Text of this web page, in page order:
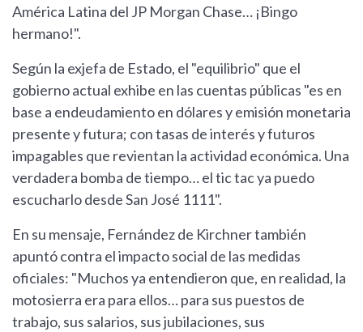
América Latina del JP Morgan Chase… ¡Bingo
hermano!".
Según la exjefa de Estado, el "equilibrio" que el
gobierno actual exhibe en las cuentas públicas "es en
base a endeudamiento en dólares y emisión monetaria
presente y futura; con tasas de interés y futuros
impagables que revientan la actividad económica. Una
verdadera bomba de tiempo… el tic tac ya puedo
escucharlo desde San José 1111".
En su mensaje, Fernández de Kirchner también
apuntó contra el impacto social de las medidas
oficiales: "Muchos ya entendieron que, en realidad, la
motosierra era para ellos… para sus puestos de
trabajo, sus salarios, sus jubilaciones, sus